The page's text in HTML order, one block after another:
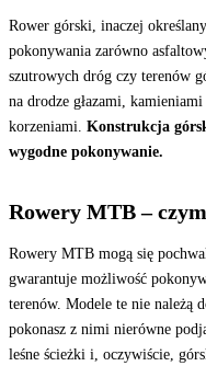
Rower górski, inaczej
pokonywania zarówno
szutrowych dróg czy terenów
na drodze głazami,
korzeniami. Konstrukcja
wygodne pokonywanie.
Rowery MTB –
Rowery MTB mogą się
gwarantuje możliwość
terenów. Modele te nie należą
pokonasz z nimi nierówne
leśne ścieżki i, oczywiście,